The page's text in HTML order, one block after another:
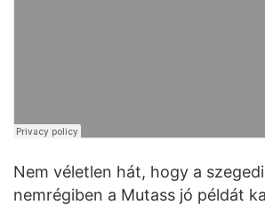
Nem véletlen hát, hogy a
nemrégiben a Mutass jó példát